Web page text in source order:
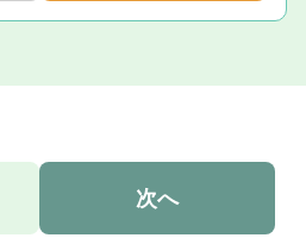
次へ